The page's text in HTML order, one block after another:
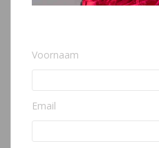
Voornaam
Email